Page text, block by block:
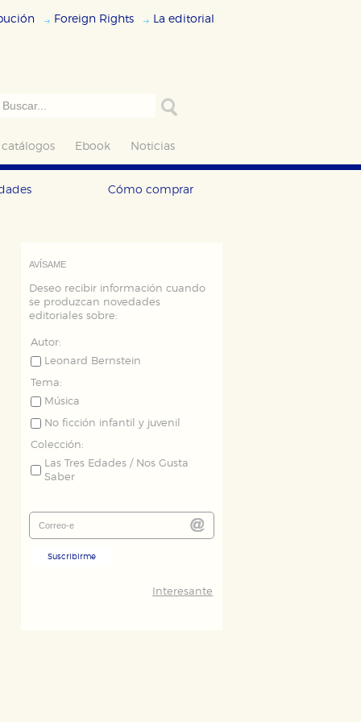
Foreign Rights La editorial
catálogos Ebook Noticias
Cómo comprar
AVÍSAME
Deseo recibir información cuando
se produzcan novedades
editoriales sobre:
Autor:
Leonard Bernstein
Tema:
Música
No ficción infantil y juvenil
Colección:
Las Tres Edades / Nos Gusta
Saber
Suscribirme
Interesante
RECHAZAR TODO
nuestro sistema. Es posible
de funcionar correctamente.
es agregada y, por lo